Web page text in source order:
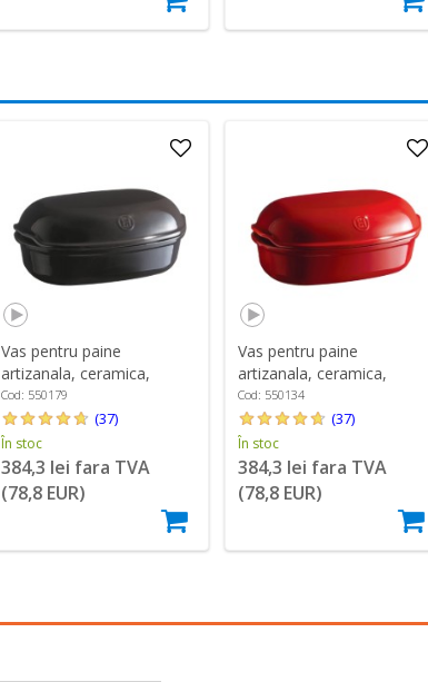
Vas pentru paine
artizanala, ceramica,
34x22x15cm, Charcoal -
Emile Henry
Cod: 550179
(37)
În stoc
384,3 lei fara TVA
(78,8 EUR)
Vas pentru paine
artizanala, ceramica,
34x22x15cm, Burgundy -
Emile Henry
Cod: 550134
(37)
În stoc
384,3 lei fara TVA
(78,8 EUR)